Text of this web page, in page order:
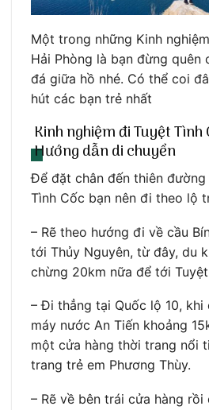
Một trong những Kinh
Hải Phòng là bạn đừng quên
đá giữa hồ nhé. Có thể coi
hút các bạn trẻ nhất
Kinh nghiệm đi Tuyệt Tình
Hướng dẫn di chuyển
Để đặt chân đến thiên đường
Tình Cốc bạn nên đi theo lộ
– Rẽ theo hướng đi về cầu
tới Thủy Nguyên, từ đây, du
chừng 20km nữa để tới
– Đi thẳng tại Quốc lộ 10, khi
máy nước An Tiến khoảng
một cửa hàng thời trang nổi
trang trẻ em Phương Thùy.
– Rẽ về bên trái cửa hàng